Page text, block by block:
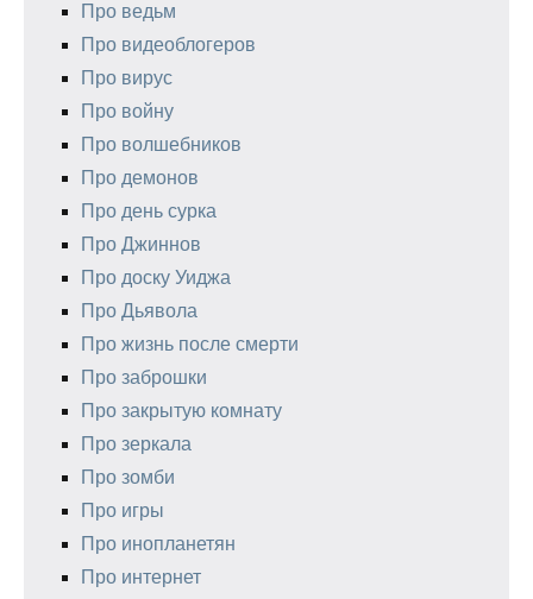
Про ведьм
Про видеоблогеров
Про вирус
Про войну
Про волшебников
Про демонов
Про день сурка
Про Джиннов
Про доску Уиджа
Про Дьявола
Про жизнь после смерти
Про заброшки
Про закрытую комнату
Про зеркала
Про зомби
Про игры
Про инопланетян
Про интернет